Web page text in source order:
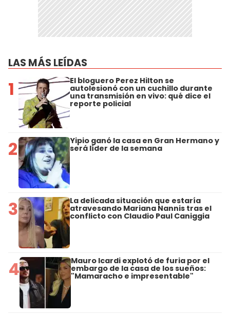
LAS MÁS LEÍDAS
1 El bloguero Perez Hilton se
autolesionó con un cuchillo durante
una transmisión en vivo: qué dice el
reporte policial
2 Yipio ganó la casa en Gran Hermano y
será líder de la semana
3 La delicada situación que estaría
atravesando Mariana Nannis tras el
conflicto con Claudio Paul Caniggia
4 Mauro Icardi explotó de furia por el
embargo de la casa de los sueños:
"Mamaracho e impresentable"